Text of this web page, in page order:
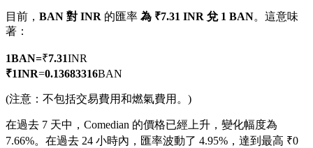
TradFi
目前， BAN 對 INR 的匯率 為 ₹7.31 INR 兌 1 BAN。這意味
著：
1BAN=₹7.31INR
₹1INR=0.13683316BAN
(注意：不包括交易費用和燃氣費用。)
在過去 7 天中，Comedian 的價格已經上升，變化幅度為
7.66%。 在過去 24 小時內，匯率波動了 4.95%，達到最高 ₹0